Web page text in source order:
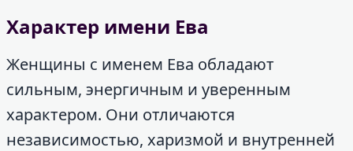
Характер имени Ева
Женщины с именем Ева обладают
сильным, энергичным и уверенным
характером. Они отличаются
независимостью, харизмой и внутренней